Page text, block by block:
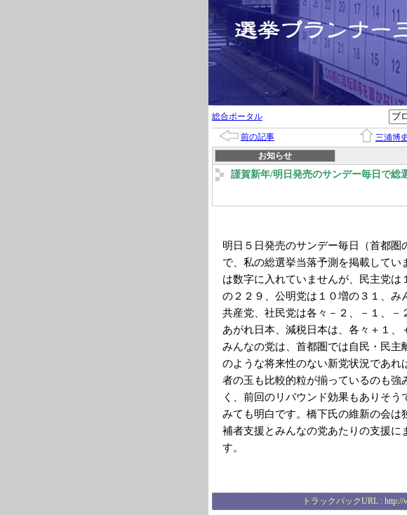
総合ポータル
前の記事 三浦博
お知らせ
謹賀新年/明日発売のサンデー毎日で総
明日５日発売のサンデー毎日（首都圏
で、私の総選挙当落予測を掲載して
は数字に入れていませんが、民主党
の２２９、公明党は１０増の３１、み
共産党、社民党は各々－２、－１、－
あがれ日本、減税日本は、各々＋１、
みんなの党は、首都圏では自民・民
のような将来性のない新党状況であ
者の玉も比較的粒が揃っているのも
く、前回のリバウンド効果もありそ
みても明白です。橋下氏の維新の会
補者支援とみんなの党あたりの支援に
す。
トラックバックURL : http://